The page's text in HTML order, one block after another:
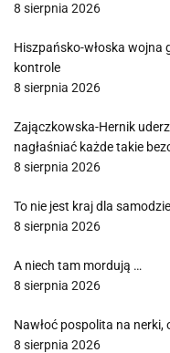
8 sierpnia 2026
Hiszpańsko-włoska wojna
kontrole
8 sierpnia 2026
Zajączkowska-Hernik
nagłaśniać każde takie
8 sierpnia 2026
To nie jest kraj dla
8 sierpnia 2026
A niech tam mordują …
8 sierpnia 2026
Nawłoć pospolita na
8 sierpnia 2026